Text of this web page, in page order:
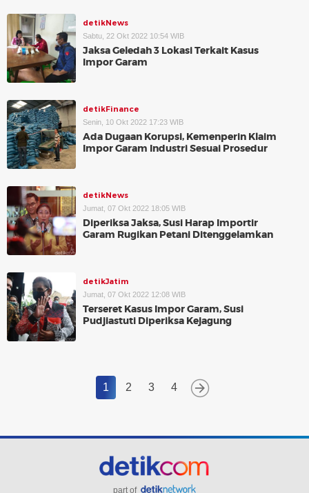
detikNews
Sabtu, 22 Okt 2022 10:54 WIB
Jaksa Geledah 3 Lokasi Terkait Kasus
Impor Garam
detikFinance
Senin, 10 Okt 2022 17:23 WIB
Ada Dugaan Korupsi, Kemenperin Klaim
Impor Garam Industri Sesuai Prosedur
detikNews
Jumat, 07 Okt 2022 18:05 WIB
Diperiksa Jaksa, Susi Harap Importir
Garam Rugikan Petani Ditenggelamkan
detikJatim
Jumat, 07 Okt 2022 12:08 WIB
Terseret Kasus Impor Garam, Susi
Pudjiastuti Diperiksa Kejagung
1 2 3 4
part of